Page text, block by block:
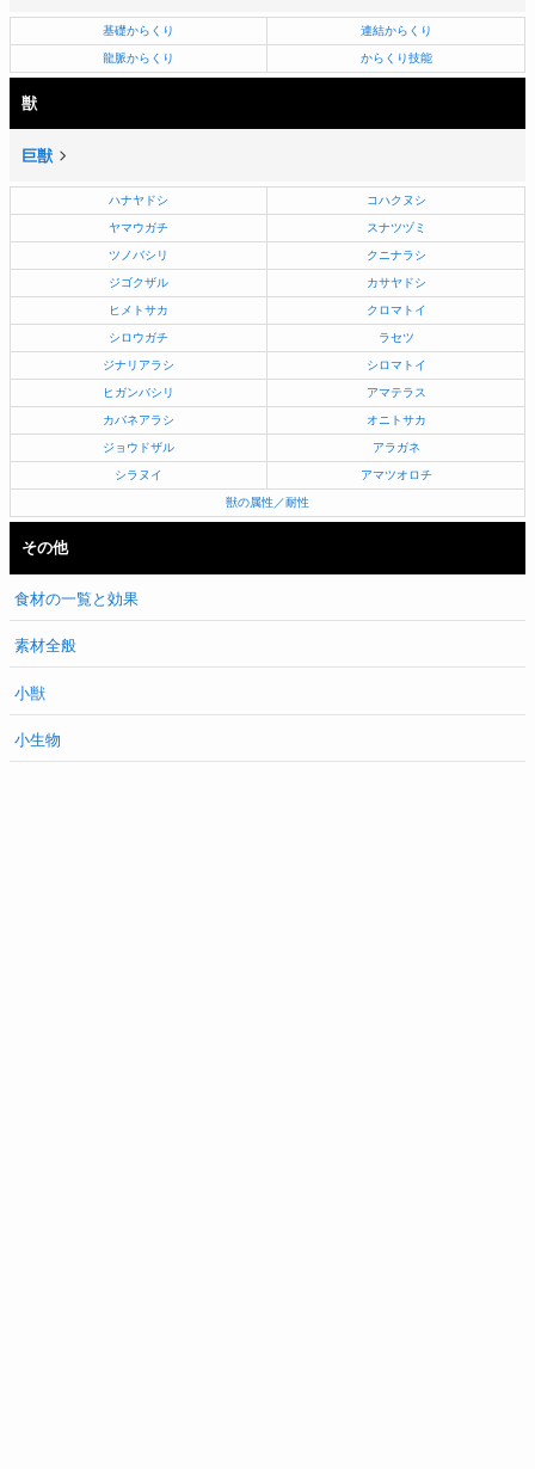
基礎からくり 連結からくり
龍脈からくり からくり技能
獣
巨獣
ハナヤドシ コハクヌシ
ヤマウガチ スナツヅミ
ツノバシリ クニナラシ
ジゴクザル カサヤドシ
ヒメトサカ クロマトイ
シロウガチ ラセツ
ジナリアラシ シロマトイ
ヒガンバシリ アマテラス
カバネアラシ オニトサカ
ジョウドザル アラガネ
シラヌイ アマツオロチ
獣の属性／耐性
その他
食材の一覧と効果
素材全般
小獣
小生物